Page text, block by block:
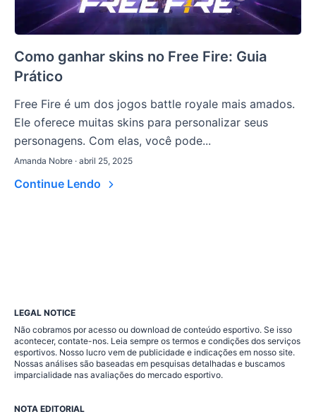
Como ganhar skins no Free Fire: Guia
Prático
Free Fire é um dos jogos battle royale mais amados.
Ele oferece muitas skins para personalizar seus
personagens. Com elas, você pode...
Amanda Nobre · abril 25, 2025
Continue Lendo
LEGAL NOTICE
Não cobramos por acesso ou download de conteúdo esportivo. Se isso
acontecer, contate-nos. Leia sempre os termos e condições dos serviços
esportivos. Nosso lucro vem de publicidade e indicações em nosso site.
Nossas análises são baseadas em pesquisas detalhadas e buscamos
imparcialidade nas avaliações do mercado esportivo.
NOTA EDITORIAL